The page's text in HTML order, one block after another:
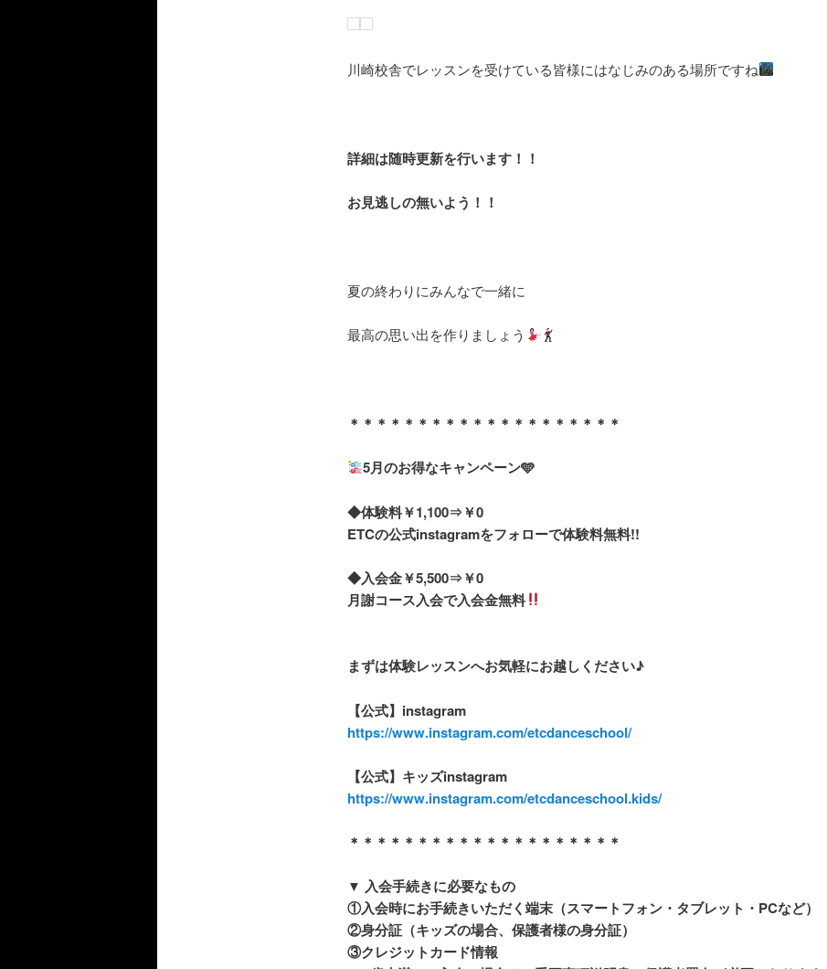
川崎校舎でレッスンを受けている皆様にはなじみのある場所ですね
詳細は随時更新を行います！！
お見逃しの無いよう！！
夏の終わりにみんなで一緒に
最高の思い出を作りましょう
＊＊＊＊＊＊＊＊＊＊＊＊＊＊＊＊＊＊＊＊
5月のお得なキャンペーン🩵
◆体験料￥1,100⇒￥0
ETCの公式instagramをフォローで体験料無料!!
◆入会金￥5,500⇒￥0
月謝コース入会で入会金無料
まずは体験レッスンへお気軽にお越しください♪
【公式】instagram
https://www.instagram.com/etcdanceschool/
【公式】キッズinstagram
https://www.instagram.com/etcdanceschool.kids/
＊＊＊＊＊＊＊＊＊＊＊＊＊＊＊＊＊＊＊＊
▼ 入会手続きに必要なもの
①入会時にお手続きいただく端末（スマートフォン・タブレット・ PCなど）
②身分証（キッズの場合、保護者様の身分証）
③クレジットカード情報